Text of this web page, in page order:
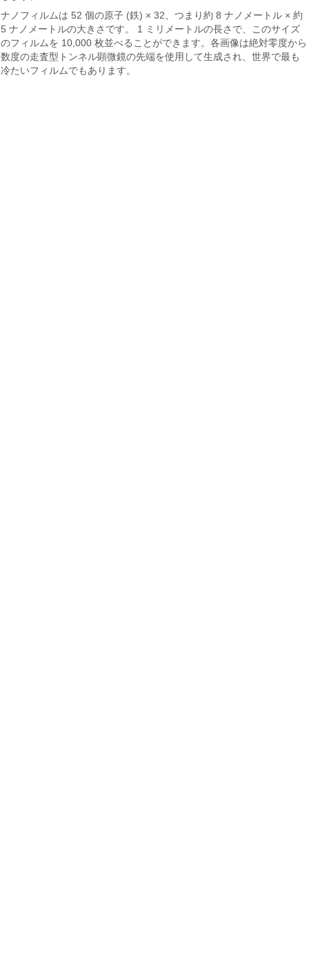
ナノフィルムは 52 個の原子 (鉄) × 32、つまり約 8 ナノメートル × 約
5 ナノメートルの大きさです。 1 ミリメートルの長さで、このサイズ
のフィルムを 10,000 枚並べることができます。各画像は絶対零度から
数度の走査型トンネル顕微鏡の先端を使用して生成され、世界で最も
冷たいフィルムでもあります。